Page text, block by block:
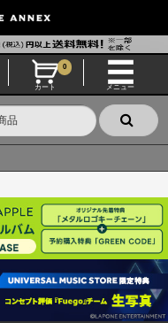
カート
0
メニュー